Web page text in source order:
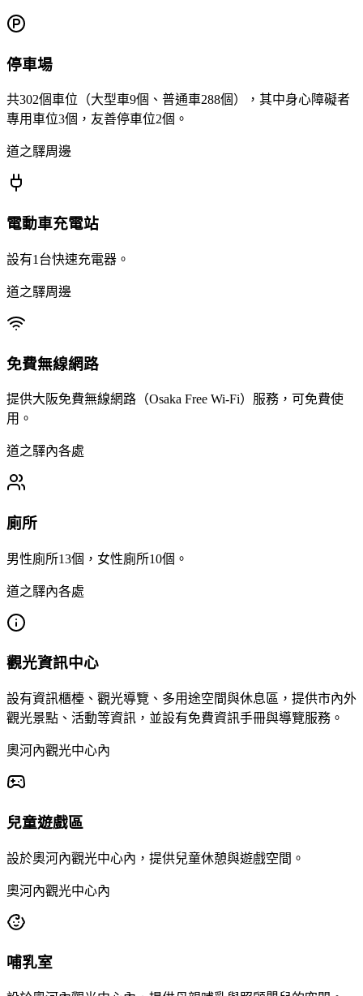
停車場
共302個車位（大型車9個、普通車288個），其中身心障礙者
專用車位3個，友善停車位2個。
道之驛周邊
電動車充電站
設有1台快速充電器。
道之驛周邊
免費無線網路
提供大阪免費無線網路（Osaka Free Wi-Fi）服務，可免費使
用。
道之驛內各處
廁所
男性廁所13個，女性廁所10個。
道之驛內各處
觀光資訊中心
設有資訊櫃檯、觀光導覽、多用途空間與休息區，提供市內外
觀光景點、活動等資訊，並設有免費資訊手冊與導覽服務。
奧河內觀光中心內
兒童遊戲區
設於奧河內觀光中心內，提供兒童休憩與遊戲空間。
奧河內觀光中心內
哺乳室